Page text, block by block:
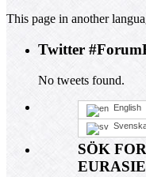
This page in another
Twitter
No tweets found.
English
SÖK